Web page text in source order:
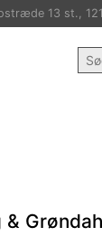
13 st.,
&